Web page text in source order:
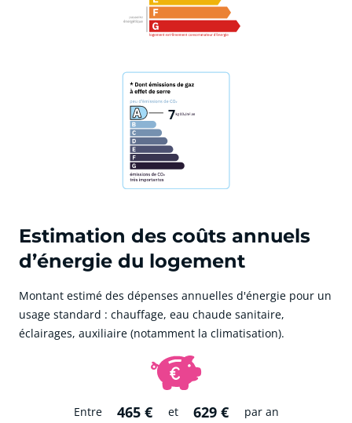
7
Estimation des coûts annuels
d’énergie du logement
Montant estimé des dépenses annuelles d'énergie pour un
usage standard : chauffage, eau chaude sanitaire,
éclairages, auxiliaire (notamment la climatisation).
Entre 465 € et 629 € par an